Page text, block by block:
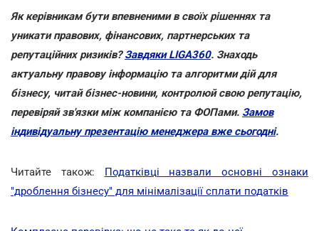
Як керівникам бути впевненими в своїх рішеннях та
уникати правових, фінансових, партнерських та
репутаційних ризиків?Завдяки LIGA360. Знаходь
актуальну правову інформацію та алгоритми дій для
бізнесу, читай бізнес-новини, контролюй свою репутацію,
перевіряй зв'язки між компанією та ФОПами. Замов
індивідуальну презентацію менеджера вже сьогодні.
Читайте також: Податківці назвали основні ознаки
"дроблення бізнесу" для мінімалізації сплати податків